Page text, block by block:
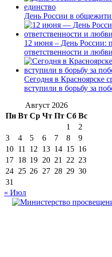
День России в
12 июня – День России:
ответственности и
Сегодня в Красноярске
вступили в борьбу за
Август 2026
Пн Вт Ср Чт Пт Сб Вс
1
2
3
4 5 6 7 8
9
10 11 12 13 14 15 16
17 18 19 20 21 22 23
24 25 26 27 28 29 30
31
« Июл